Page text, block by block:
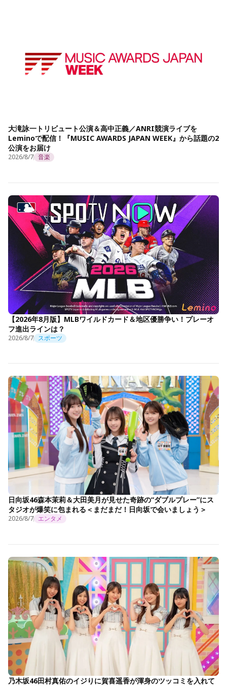
大滝詠一トリビュート公演＆高中正義／ANRI競演ライブを
Leminoで配信！『MUSIC AWARDS JAPAN WEEK』から話題の2
公演をお届け
2026/8/7 音楽
【2026年8月版】MLBワイルドカード＆地区優勝争い！プレーオ
フ進出ラインは？
2026/8/7 スポーツ
日向坂46森本茉莉＆大田美月が見せた奇跡の“ダブルプレー”にス
タジオが爆笑に包まれる＜まだまだ！日向坂で会いましょう＞
2026/8/7 エンタメ
乃木坂46田村真佑のイジりに賀喜遥香が渾身のツッコミを入れて